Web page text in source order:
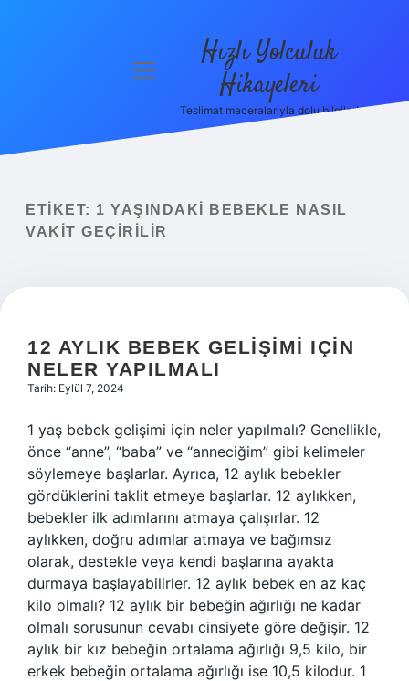
Yasal Uyarı
menüyü
Hızlı Yolculuk
Hikayeleri
Teslimat maceralarıyla dolu bilgiler!
ETIKET: 1 YAŞINDAKI BEBEKLE NASIL
VAKIT GEÇIRILIR
12 AYLIK BEBEK GELIŞIMI IÇIN
NELER YAPILMALI
Tarih: Eylül 7, 2024
1 yaş bebek gelişimi için neler yapılmalı? Genellikle,
önce “anne”, “baba” ve “anneciğim” gibi kelimeler
söylemeye başlarlar. Ayrıca, 12 aylık bebekler
gördüklerini taklit etmeye başlarlar. 12 aylıkken,
bebekler ilk adımlarını atmaya çalışırlar. 12
aylıkken, doğru adımlar atmaya ve bağımsız
olarak, destekle veya kendi başlarına ayakta
durmaya başlayabilirler. 12 aylık bebek en az kaç
kilo olmalı? 12 aylık bir bebeğin ağırlığı ne kadar
olmalı sorusunun cevabı cinsiyete göre değişir. 12
aylık bir kız bebeğin ortalama ağırlığı 9,5 kilo, bir
erkek bebeğin ortalama ağırlığı ise 10,5 kilodur. 1